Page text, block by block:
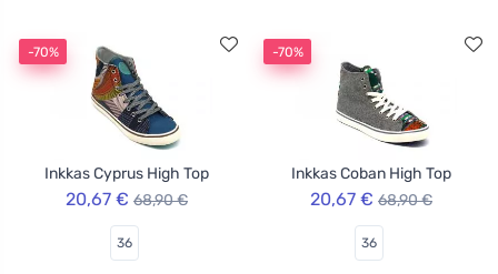
-70%
Inkkas Cyprus High Top
20,67 € 68,90 €
36
-70%
Inkkas Coban High Top
20,67 € 68,90 €
36